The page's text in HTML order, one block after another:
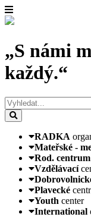
„S námi
každý.“
RADKA
Mateřské -
Rod. centrum
Vzdělávací
Plavecké
Youth center
International